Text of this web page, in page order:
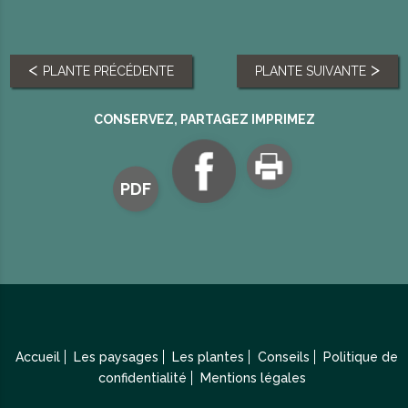
PLANTE PRÉCÉDENTE PLANTE SUIVANTE
CONSERVEZ, PARTAGEZ IMPRIMEZ
PDF
Accueil Les paysages Les plantes Conseils
Politique de
confidentialité
Mentions légales